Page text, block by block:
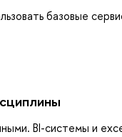
базовые
BI-системы и